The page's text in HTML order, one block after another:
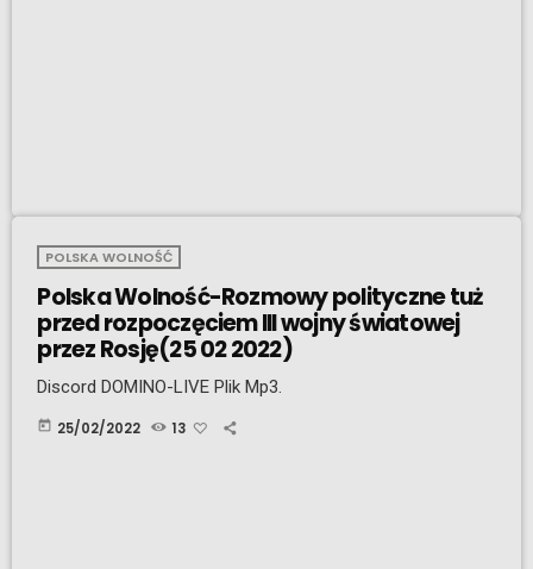
POLSKA WOLNOŚĆ
Polska Wolność-Rozmowy polityczne tuż
przed rozpoczęciem lll wojny światowej
przez Rosję(25 02 2022)
Discord DOMINO-LIVE Plik Mp3.
today 25/02/2022 13